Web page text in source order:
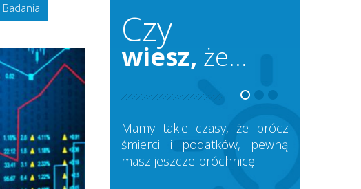
Badania Czy
wiesz, że...
Mamy takie czasy, że prócz
śmierci i podatków, pewną
masz jeszcze próchnicę.